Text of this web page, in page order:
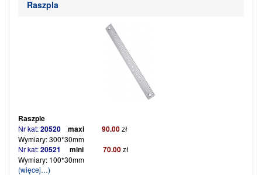
Raszpla
Raszple
Nr kat:20520 maxi 90.00zł
Wymiary: 300*30mm
Nr kat:20521 mini 70.00zł
Wymiary: 100*30mm
(więcej…)